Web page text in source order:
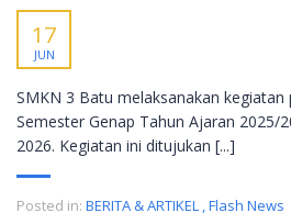
17
JUN
SMKN 3 Batu melaksanakan
Semester Genap Tahun Ajaran 2025/
2026. Kegiatan ini ditujukan [...]
Posted in: BERITA & ARTIKEL ,Flash News